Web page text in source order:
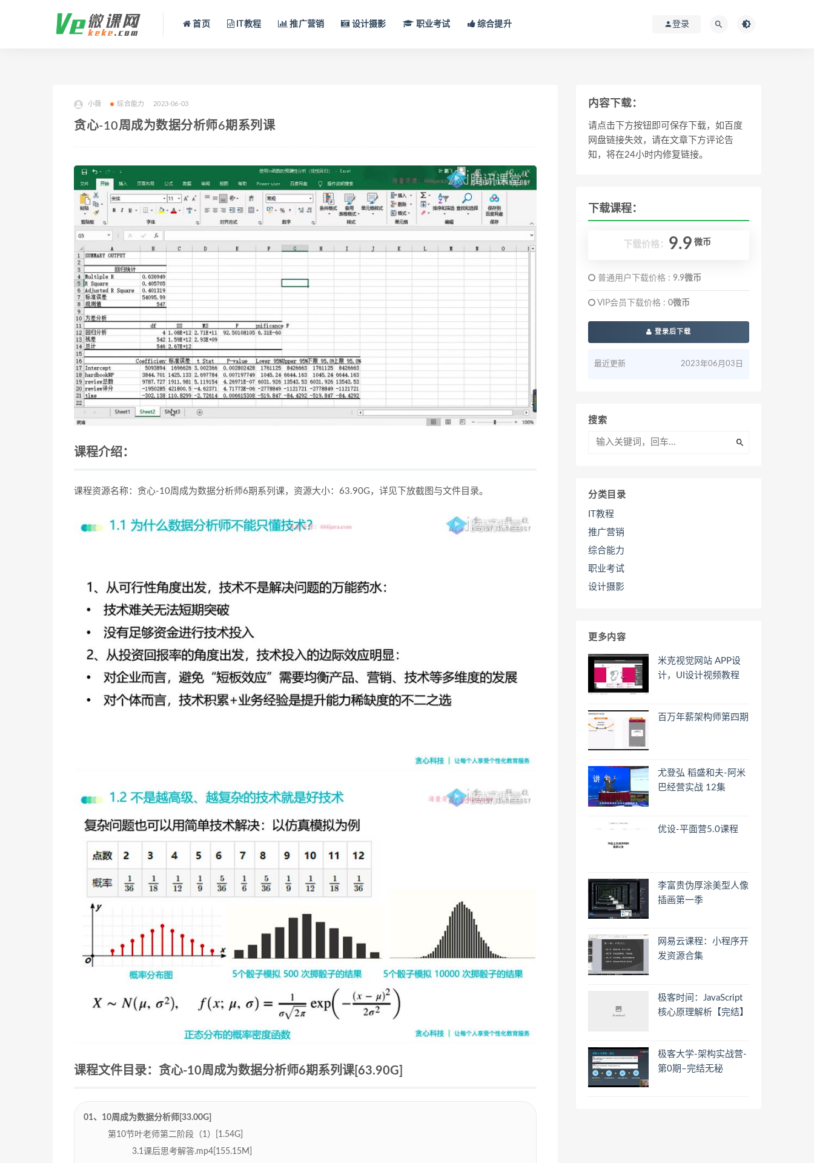
首页 IT教程 推广营销 设计摄影 职业考试 综合提升 登录
小薇 综合能力 2023-06-03
贪心-10周成为数据分析师6期系列课
课程介绍：
课程资源名称：贪心-10周成为数据分析师6期系列课，资源大小：63.90G，详见下放截图与文件目录。
课程文件目录：贪心-10周成为数据分析师6期系列课[63.90G]
01、10周成为数据分析师[33.00G]
第10节叶老师第二阶段（1）[1.54G]
3.1课后思考解答.mp4[155.15M]
内容下载：
请点击下方按钮即可保存下载，如百度
网盘链接失效，请在文章下方评论告
知，将在24小时内修复链接。
下载课程：
下载价格： 9.9 微币
普通用户下载价格 : 9.9微币
VIP会员下载价格 : 0微币
登录后下载
最近更新 2023年06月03日
搜索
分类目录
IT教程
推广营销
综合能力
职业考试
设计摄影
更多内容
米克视觉网站 APP设
计，UI设计视频教程
百万年薪架构师第四期
尤登弘 稻盛和夫-阿米
巴经营实战 12集
优设-平面营5.0课程
李富贵伪厚涂美型人像
插画第一季
网易云课程：小程序开
发资源合集
极客时间：JavaScript
核心原理解析【完结】
极客大学-架构实战营-
第0期–完结无秘